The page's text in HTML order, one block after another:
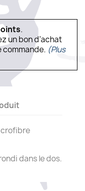
.
un bon d’achat
commande. (Plus
dans le dos.